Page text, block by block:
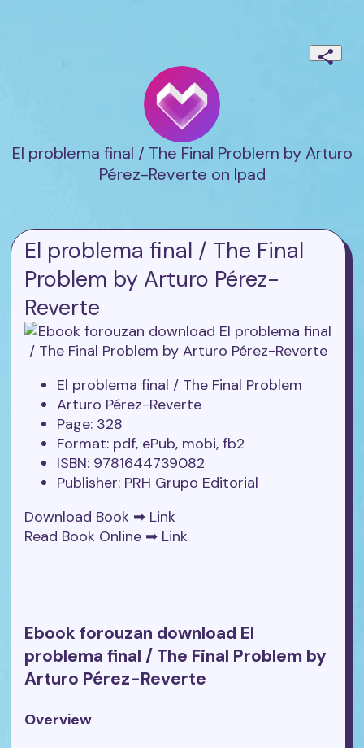
El problema final / The Final Problem by Arturo
Pérez-Reverte on Ipad
El problema final / The Final
Problem by Arturo Pérez-
Reverte
El problema final / The Final Problem
Arturo Pérez-Reverte
Page: 328
Format: pdf, ePub, mobi, fb2
ISBN: 9781644739082
Publisher: PRH Grupo Editorial
Download Book ➡ Link
Read Book Online ➡ Link
Ebook forouzan download El
problema final / The Final Problem by
Arturo Pérez-Reverte
Overview